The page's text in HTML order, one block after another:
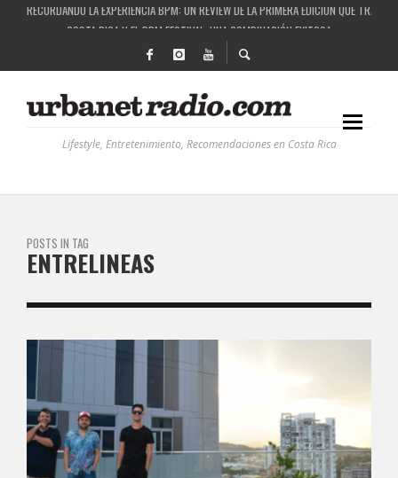
COSTA RICA Y EL BPM FESTIVAL: UNA COMBINACIÓN EXITOSA
RUTAS NATURBANAS: EL PROYECTO QUE ESTÁ TRANSFORMANDO LA CALIDAD DE
LA HISTORIA DETRÁS DE LA MÚSICA ELECTRÓNICA: BBC RADIOPHONIC WORKSHOP
Lifestyle, Entretenimiento, Recomendaciones en Costa Rica
POSTS IN TAG
ENTRELINEAS